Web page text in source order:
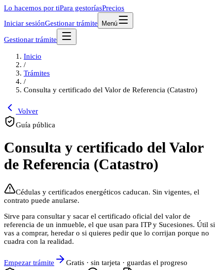
Lo hacemos por tiPara gestoríasPrecios
Iniciar sesiónGestionar trámite Menú
Gestionar trámite
Inicio
/
Trámites
/
Consulta y certificado del Valor de Referencia (Catastro)
Volver
Guía pública
Consulta y certificado del Valor
de Referencia (Catastro)
Cédulas y certificados energéticos caducan. Sin vigentes, el
contrato puede anularse.
Sirve para consultar y sacar el certificado oficial del valor de
referencia de un inmueble, el que usan para ITP y Sucesiones. Útil si
vas a comprar, heredar o si quieres pedir que lo corrijan porque no
cuadra con la realidad.
Empezar trámite
Gratis · sin tarjeta · guardas el progreso